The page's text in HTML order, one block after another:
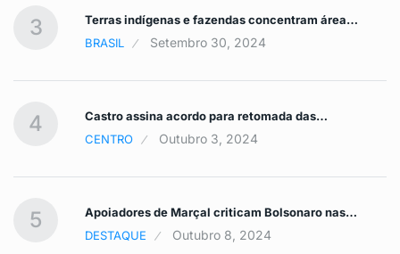
3
Terras indígenas e fazendas concentram área…
BRASIL
Setembro 30, 2024
4
Castro assina acordo para retomada das…
CENTRO
Outubro 3, 2024
5
Apoiadores de Marçal criticam Bolsonaro nas…
DESTAQUE
Outubro 8, 2024